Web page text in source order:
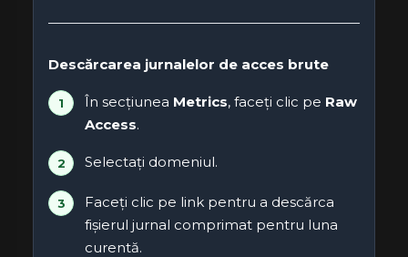
Descărcarea jurnalelor de acces brute
În secțiunea Metrics, faceți clic pe Raw
Access.
Selectați domeniul.
Faceți clic pe link pentru a descărca
fișierul jurnal comprimat pentru luna
curentă.